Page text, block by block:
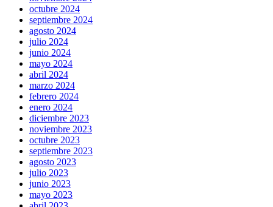
octubre 2024
septiembre 2024
agosto 2024
julio 2024
junio 2024
mayo 2024
abril 2024
marzo 2024
febrero 2024
enero 2024
diciembre 2023
noviembre 2023
octubre 2023
septiembre 2023
agosto 2023
julio 2023
junio 2023
mayo 2023